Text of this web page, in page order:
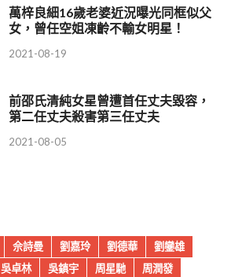
萬梓良細16歲老婆近況曝光同框似父
女，曾任空姐凍齡不輸女明星！
2021-08-19
前邵氏清純女星曾遭首任丈夫毀容，
第二任丈夫殺害第三任丈夫
2021-08-05
佘詩曼 劉嘉玲 劉德華
劉鑾雄
吳卓林 吳鎮宇 周星馳
周潤發